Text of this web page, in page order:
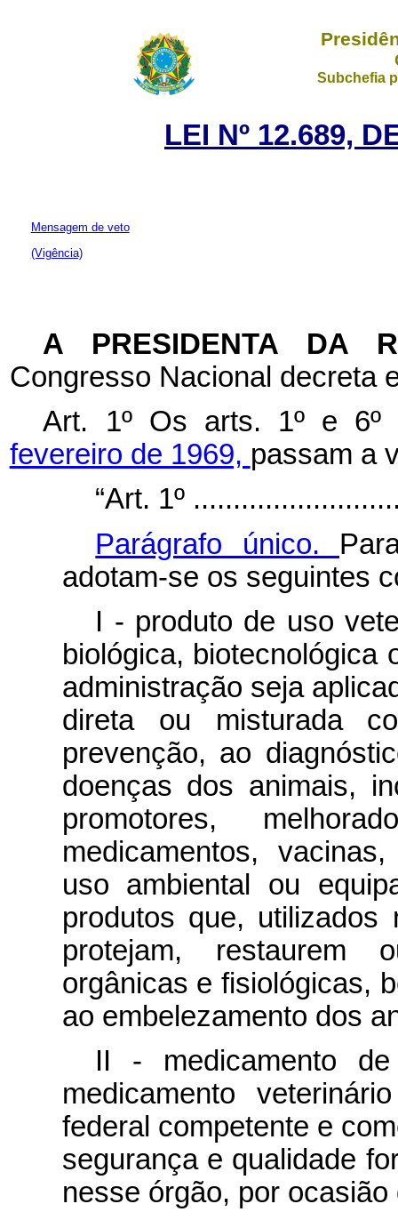
Subchefia
LEI Nº 12.689,
Mensagem de veto
(Vigência)
A PRESIDENTA DA
Congresso Nacional decreta
Art. 1º Os arts. 1º e
fevereiro de 1969, passam a
“Art. 1º
Parágrafo único.
adotam-se os seguintes
I - produto de uso
biológica, biotecnológica
administração seja
direta ou misturada
prevenção, ao
doenças dos animais,
promotores,
medicamentos,
uso ambiental ou
produtos que,
protejam, restaurem
orgânicas e fisiológicas,
ao embelezamento dos
II - medicamento
medicamento
federal competente e
segurança e qualidade
nesse órgão, por ocasião